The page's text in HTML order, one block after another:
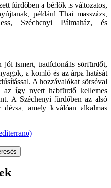
fürdőben a bérlők is változatos,
például Thai masszázs,
Széchenyi Pálmaház, és
jól ismert, tradícionális sörfürdőt,
a komló és az árpa hatását
A hozzávalókat sörsóval
az így nyert habfürdő kellemes
A Széchenyi fürdőben az alsó
amely kiválóan alkalmas